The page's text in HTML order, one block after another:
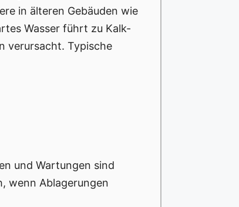
in älteren Gebäuden wie
Wasser führt zu Kalk-
verursacht. Typische
und Wartungen sind
wenn Ablagerungen